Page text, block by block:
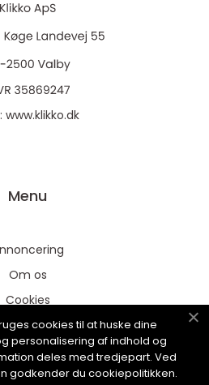
www.klikko.dk
Menu
Om os
Cookies
os
Sitemap
cookies til at huske dine
personalisering af indhold og
deles med tredjepart. Ved
godkender du cookiepolitikken.